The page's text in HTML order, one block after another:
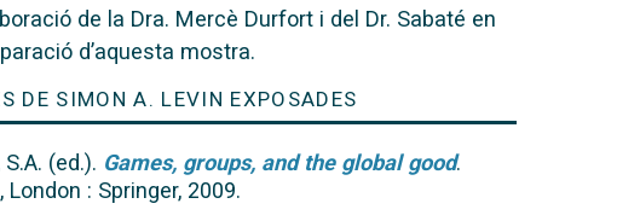
de la Dra. Mercè Durfort i del Dr. Sabaté en
d’aquesta mostra.
DE SIMON A. LEVIN EXPOSADES
S.A. (ed.). Games, groups, and the global good.
London : Springer, 2009.